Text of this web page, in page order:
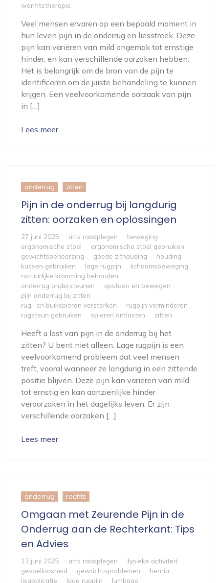
warmtetherapie
Veel mensen ervaren op een bepaald moment in
hun leven pijn in de onderrug en liesstreek. Deze
pijn kan variëren van mild ongemak tot ernstige
hinder, en kan verschillende oorzaken hebben.
Het is belangrijk om de bron van de pijn te
identificeren om de juiste behandeling te kunnen
krijgen. Een veelvoorkomende oorzaak van pijn
in […]
Lees meer
onderrug zitten
Pijn in de onderrug bij langdurig
zitten: oorzaken en oplossingen
27 juni 2025 arts raadplegen
beweging
ergonomische stoel
ergonomische stoel gebruiken
gewichtsbeheersing
goede zithouding
houding
kussen gebruiken
lage rugpijn
lichaamsbeweging
natuurlijke kromming behouden
onderrug ondersteunen
opstaan en bewegen
pijn onderrug bij zitten
rug- en buikspieren versterken
rugpijn verminderen
rugsteun gebruiken
spieren ontlasten zitten
Heeft u last van pijn in de onderrug bij het
zitten? U bent niet alleen. Lage rugpijn is een
veelvoorkomend probleem dat veel mensen
treft, vooral wanneer ze langdurig in een zittende
positie blijven. Deze pijn kan variëren van mild
tot ernstig en kan aanzienlijke hinder
veroorzaken in het dagelijks leven. Er zijn
verschillende oorzaken […]
Lees meer
onderrug rechts
Omgaan met Zeurende Pijn in de
Onderrug aan de Rechterkant: Tips
en Advies
12 juni 2025 arts raadplegen
fysieke activiteit
gevoelloosheid
gewrichtsproblemen
hernia
ijsapplicatie
lage rugpijn lumbago